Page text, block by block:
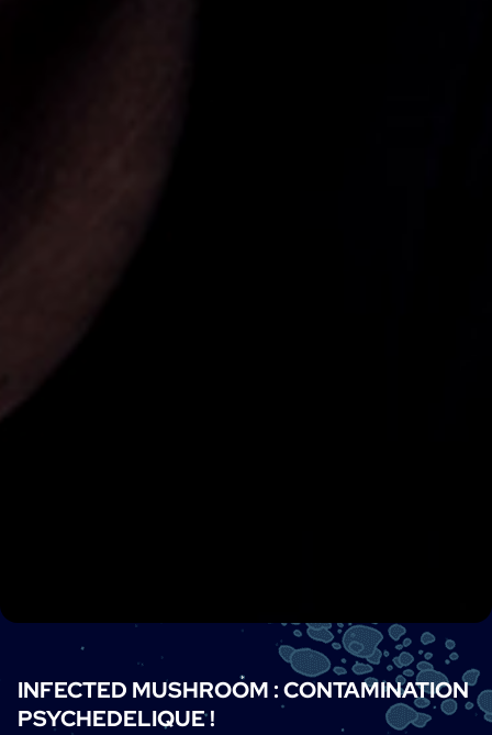
INFECTED MUSHROOM : CONTAMINATION
PSYCHEDELIQUE !